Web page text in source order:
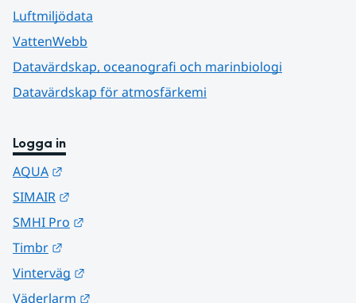
Luftmiljödata
VattenWebb
Datavärdskap, oceanografi och marinbiologi
Datavärdskap för atmosfärkemi
Logga in
AQUA
SIMAIR
SMHI Pro
Timbr
Vinterväg
Väderlarm